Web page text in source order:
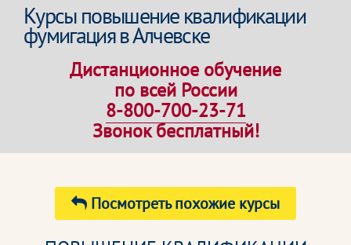
Курсы повышение квалификации
фумигация в Алчевске
Дистанционное обучение
по всей России
8-800-700-23-71
Звонок бесплатный!
Посмотреть похожие курсы